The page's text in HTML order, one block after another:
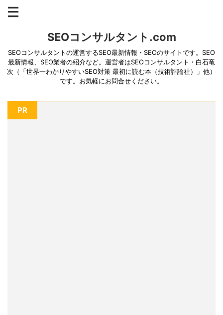
SEOコンサルタント.com
SEOコンサルタントの運営するSEO最新情報・SEOのサイトです。SEO
最新情報、SEO業者の紹介など。運営者はSEOコンサルタント・白石竜
次（「世界一わかりやすいSEO対策 最初に読む本（技術評論社）」他）
です。お気軽にお問合せください。
PR